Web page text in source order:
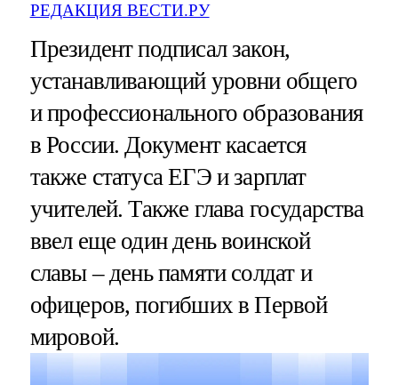
РЕДАКЦИЯ ВЕСТИ.РУ
Президент подписал закон,
устанавливающий уровни общего
и профессионального образования
в России. Документ касается
также статуса ЕГЭ и зарплат
учителей. Также глава государства
ввел еще один день воинской
славы – день памяти солдат и
офицеров, погибших в Первой
мировой.